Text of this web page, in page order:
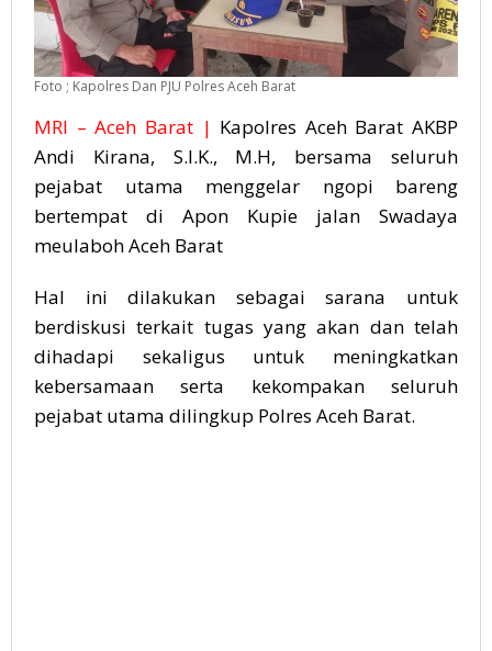
Foto ; Kapolres Dan PJU Polres Aceh Barat
MRI – Aceh Barat | Kapolres Aceh Barat AKBP
Andi Kirana, S.I.K., M.H, bersama seluruh
pejabat utama menggelar ngopi bareng
bertempat di Apon Kupie jalan Swadaya
meulaboh Aceh Barat
Hal ini dilakukan sebagai sarana untuk
berdiskusi terkait tugas yang akan dan telah
dihadapi sekaligus untuk meningkatkan
kebersamaan serta kekompakan seluruh
pejabat utama dilingkup Polres Aceh Barat.